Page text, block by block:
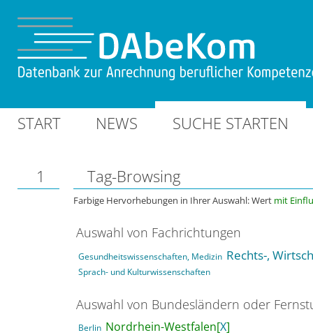
START NEWS SUCHE STARTEN
1 Tag-Browsing
Farbige Hervorhebungen in Ihrer Auswahl: Wert mit
Auswahl von Fachrichtungen
Gesundheitswissenschaften, Medizin Rechts-,
Sprach- und Kulturwissenschaften
Auswahl von Bundesländern oder
Berlin Nordrhein-Westfalen[X]